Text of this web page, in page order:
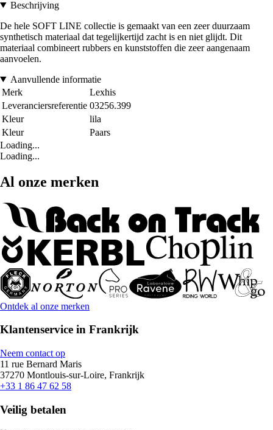
Beschrijving
De hele SOFT LINE collectie is gemaakt van een zeer duurzaam
synthetisch materiaal dat tegelijkertijd zacht is en niet glijdt. Dit
materiaal combineert rubbers en kunststoffen die zeer aangenaam
aanvoelen.
Aanvullende informatie
Merk
Lexhis
Leveranciersreferentie 03256.399
Kleur
lila
Kleur
Paars
Loading...
Loading...
Al onze merken
Ontdek al onze merken
Klantenservice in Frankrijk
Neem contact op
11 rue Bernard Maris
37270 Montlouis-sur-Loire, Frankrijk
+33 1 86 47 62 58
Veilig betalen